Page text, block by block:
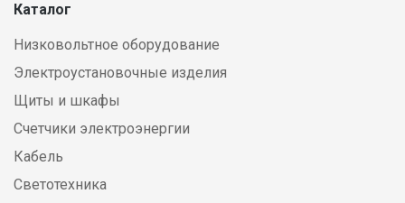
Каталог
Низковольтное оборудование
Электроустановочные изделия
Щиты и шкафы
Счетчики электроэнергии
Кабель
Светотехника